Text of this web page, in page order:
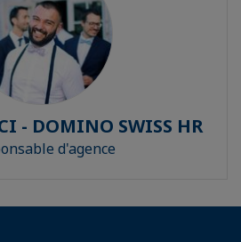
- DOMINO SWISS HR
d'agence